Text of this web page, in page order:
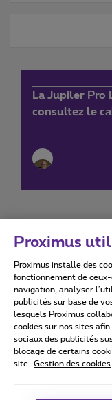
La Jupiler Pro
consultez le
Conditions
Tous droits réservés. ©
Conditions générales,
Proximus
Proximus installe des
fonctionnement de
navigation, analyser
publicités sur base de
lesquels Proximus
cookies sur nos sites
sociaux des publicités
blocage de certains
site.
Gestion des cookies